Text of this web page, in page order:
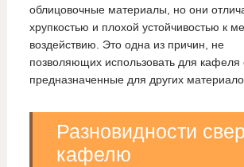
облицовочные материалы, но они
хрупкостью и плохой устойчивостью к
воздействию. Это одна из причин, не
позволяющих использовать для кафеля
предназначенные для других
Разновидности
кафелю